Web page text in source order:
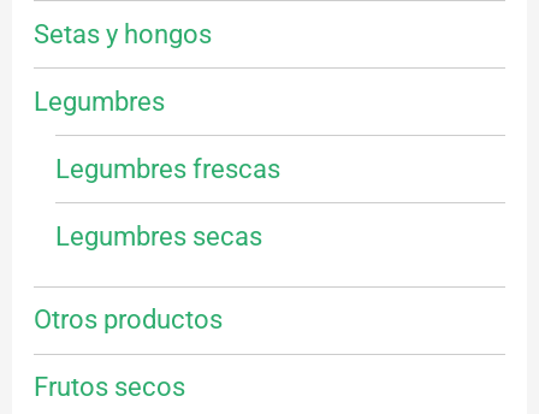
Setas y hongos
Legumbres
Legumbres frescas
Legumbres secas
Otros productos
Frutos secos